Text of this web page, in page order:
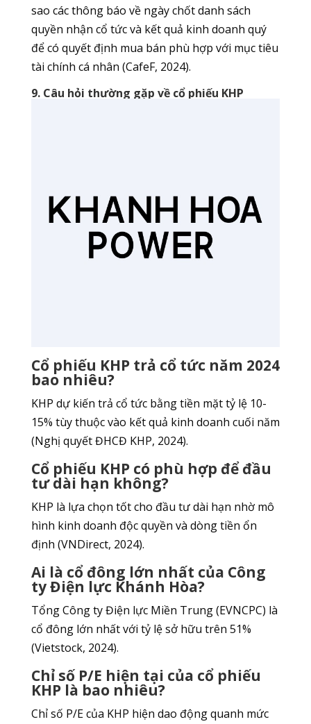
sao các thông báo về ngày chốt danh sách
quyền nhận cổ tức và kết quả kinh doanh quý
để có quyết định mua bán phù hợp với mục tiêu
tài chính cá nhân (CafeF, 2024).
9. Câu hỏi thường gặp về cổ phiếu KHP
Cổ phiếu KHP trả cổ tức năm 2024
bao nhiêu?
KHP dự kiến trả cổ tức bằng tiền mặt tỷ lệ 10-
15% tùy thuộc vào kết quả kinh doanh cuối năm
(Nghị quyết ĐHCĐ KHP, 2024).
Cổ phiếu KHP có phù hợp để đầu
tư dài hạn không?
KHP là lựa chọn tốt cho đầu tư dài hạn nhờ mô
hình kinh doanh độc quyền và dòng tiền ổn
định (VNDirect, 2024).
Ai là cổ đông lớn nhất của Công
ty Điện lực Khánh Hòa?
Tổng Công ty Điện lực Miền Trung (EVNCPC) là
cổ đông lớn nhất với tỷ lệ sở hữu trên 51%
(Vietstock, 2024).
Chỉ số P/E hiện tại của cổ phiếu
KHP là bao nhiêu?
Chỉ số P/E của KHP hiện dao động quanh mức